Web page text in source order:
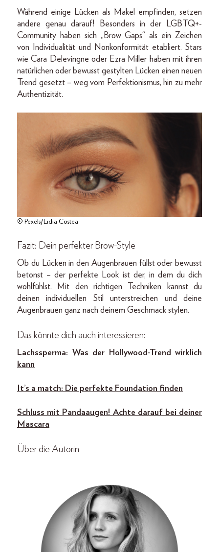
Während einige Lücken als Makel empfinden, setzen
andere genau darauf! Besonders in der LGBTQ+-
Community haben sich „Brow Gaps“ als ein Zeichen
von Individualität und Nonkonformität etabliert. Stars
wie Cara Delevingne oder Ezra Miller haben mit ihren
natürlichen oder bewusst gestylten Lücken einen neuen
Trend gesetzt – weg vom Perfektionismus, hin zu mehr
Authentizität.
© Pexels/Lidia Costea
Fazit: Dein perfekter Brow-Style
Ob du Lücken in den Augenbrauen füllst oder bewusst
betonst – der perfekte Look ist der, in dem du dich
wohlfühlst. Mit den richtigen Techniken kannst du
deinen individuellen Stil unterstreichen und deine
Augenbrauen ganz nach deinem Geschmack stylen.
Das könnte dich auch interessieren:
Lachssperma: Was der Hollywood-Trend wirklich
kann
It’s a match: Die perfekte Foundation finden
Schluss mit Pandaaugen! Achte darauf bei deiner
Mascara
Über die Autorin